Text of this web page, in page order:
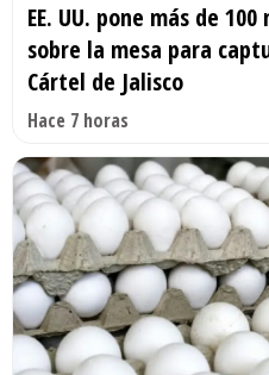
EE. UU. pone más de
sobre la mesa para
Cártel de Jalisco
Hace 7 horas